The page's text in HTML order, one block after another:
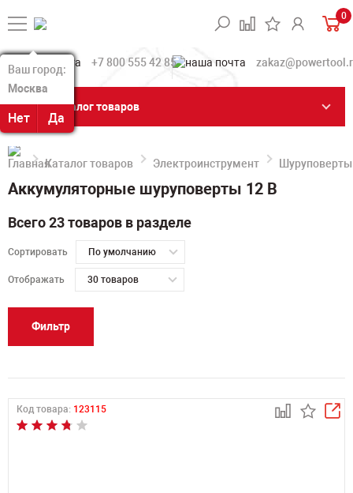
Ваш город:
Москва
Нет Да
Ваш город:
Москва
Нет Да
0
+7 800 555 42 85
Каталог товаров
Каталог товаров Электроинструмент Шуруповерты
Аккумуляторные шуруповерты 12 В
Всего 23 товаров в разделе
Сортировать По умолчанию
Отображать 30 товаров
Фильтр
Код товара: 123115